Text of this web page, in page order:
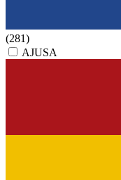
(281)
AJUSA